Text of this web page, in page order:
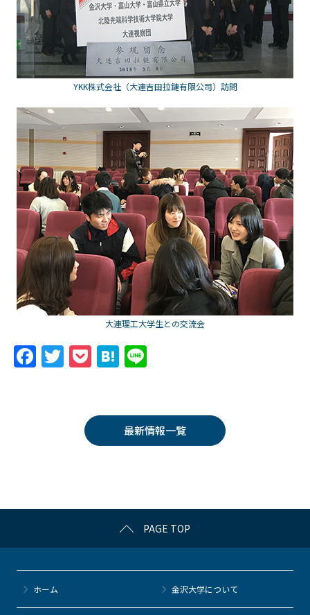
YKK株式会社（大連吉田拉鏈有限公司）訪問
大連理工大学生との交流会
F
k
T
er
P
k
et
H
n
a
最新情報一覧
PAGE TOP
ホーム 金沢大学について